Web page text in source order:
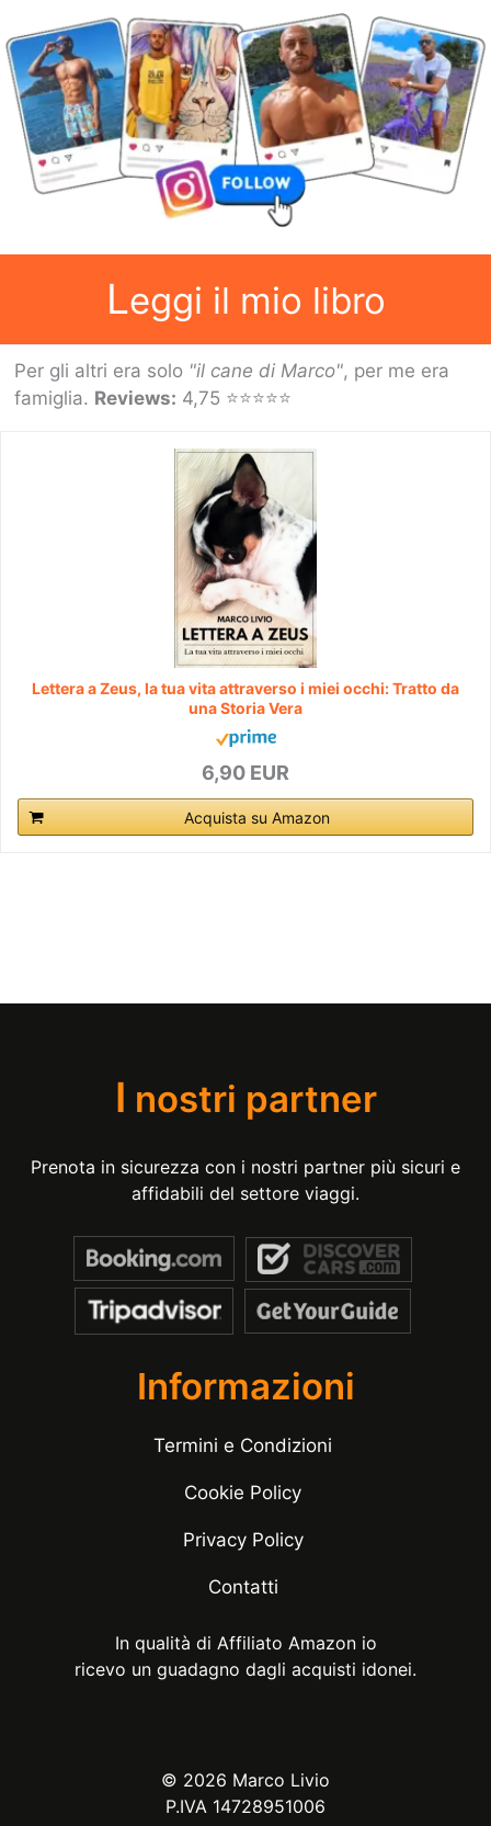
Leggi il mio libro
Per gli altri era solo "il cane di Marco", per me era
famiglia. Reviews: 4,75 ⭐⭐⭐⭐⭐
Lettera a Zeus, la tua vita attraverso i miei occhi: Tratto da
una Storia Vera
6,90 EUR
Acquista su Amazon
I nostri partner
Prenota in sicurezza con i nostri partner più sicuri e
affidabili del settore viaggi.
Informazioni
Termini e Condizioni
Cookie Policy
Privacy Policy
Contatti
In qualità di Affiliato Amazon io
ricevo un guadagno dagli acquisti idonei.
© 2026 Marco Livio
P.IVA 14728951006